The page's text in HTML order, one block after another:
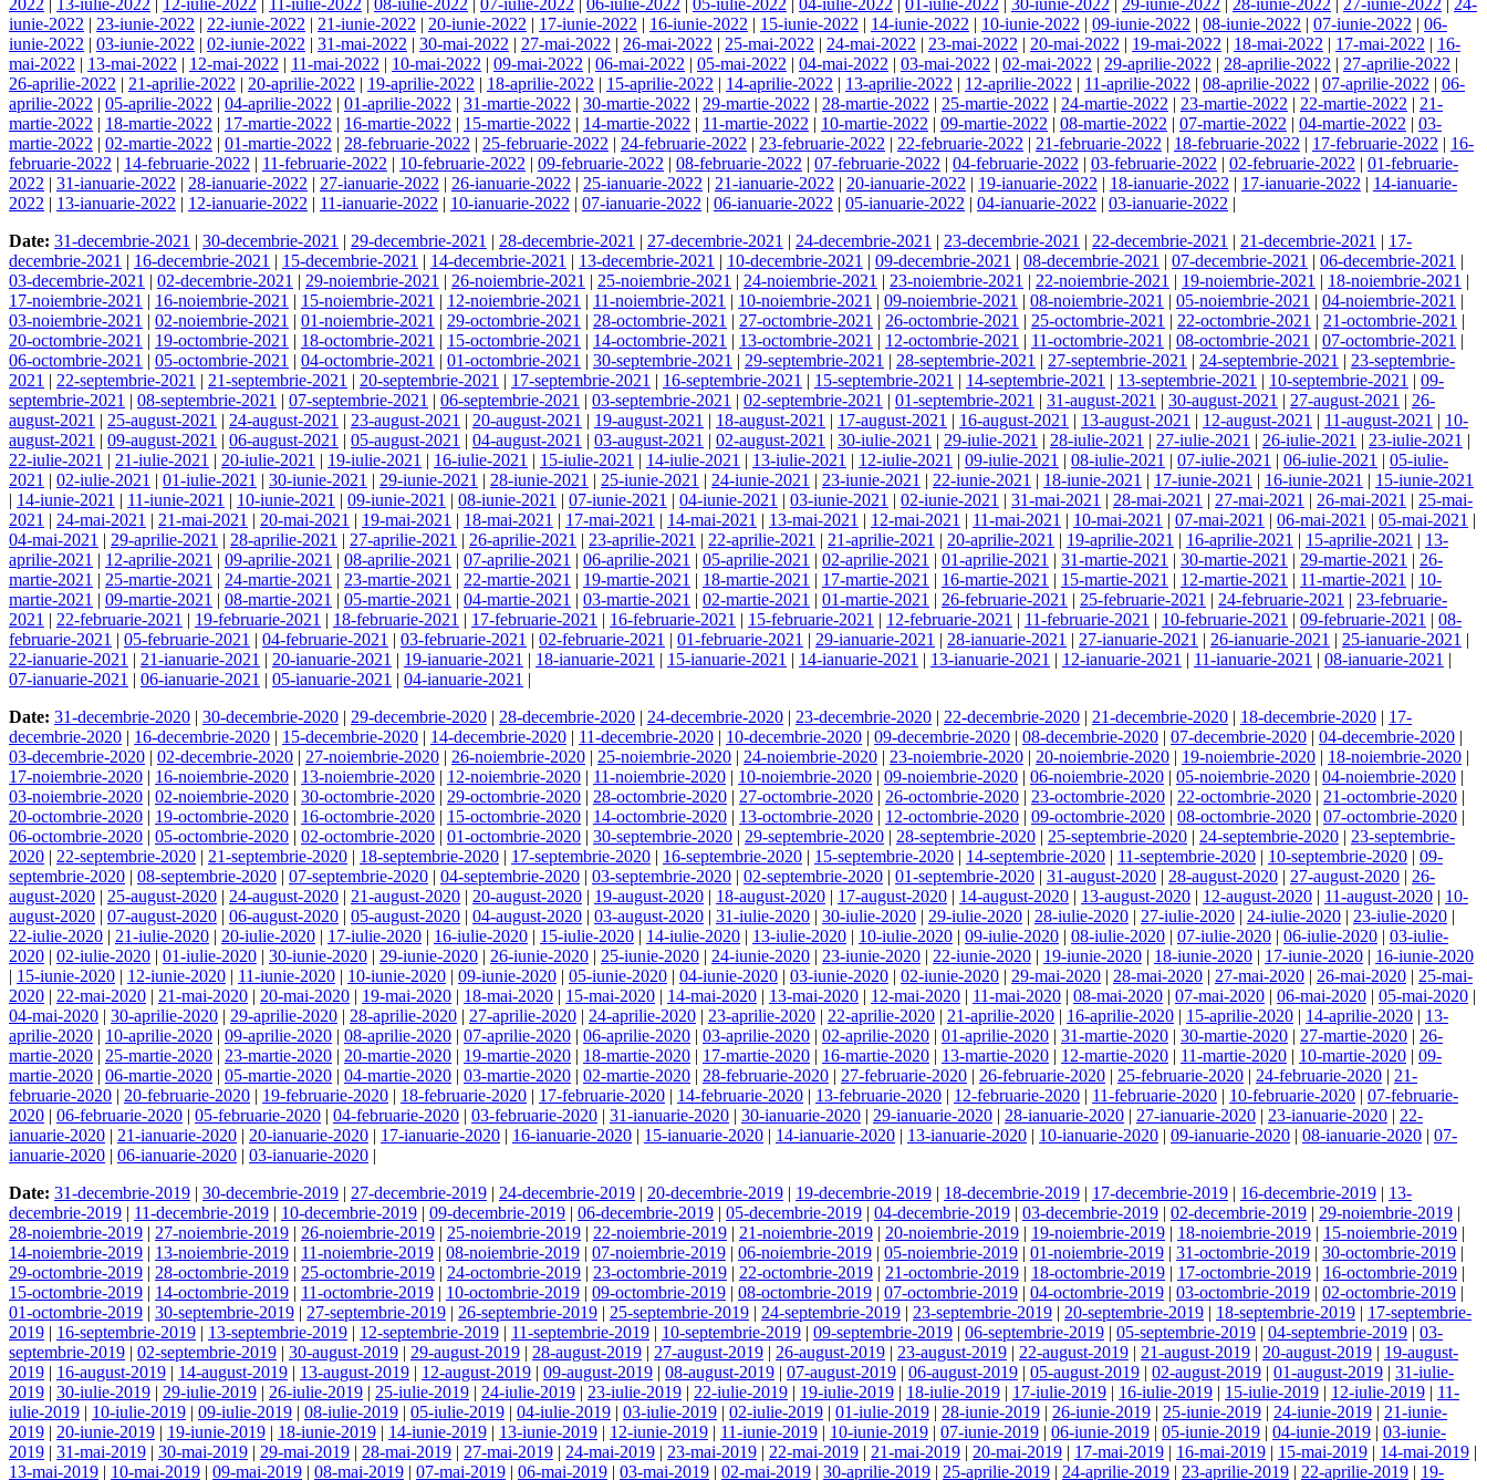
2022 | 13-iulie-2022 | 12-iulie-2022 | 11-iulie-2022 | 08-iulie-2022 | 07-iulie-2022 | 06-iulie-2022 | 05-iulie-2022 | 04-iulie-2022 | 01-iulie-2022 | 30-iunie-2022 | 29-iunie-2022 | 28-iunie-2022 | 27-iunie-2022 | 24-
iunie-2022 | 23-iunie-2022 | 22-iunie-2022 | 21-iunie-2022 | 20-iunie-2022 | 17-iunie-2022 | 16-iunie-2022 | 15-iunie-2022 | 14-iunie-2022 | 10-iunie-2022 | 09-iunie-2022 | 08-iunie-2022 | 07-iunie-2022 | 06-
iunie-2022 | 03-iunie-2022 | 02-iunie-2022 | 31-mai-2022 | 30-mai-2022 | 27-mai-2022 | 26-mai-2022 | 25-mai-2022 | 24-mai-2022 | 23-mai-2022 | 20-mai-2022 | 19-mai-2022 | 18-mai-2022 | 17-mai-2022 | 16-
mai-2022 | 13-mai-2022 | 12-mai-2022 | 11-mai-2022 | 10-mai-2022 | 09-mai-2022 | 06-mai-2022 | 05-mai-2022 | 04-mai-2022 | 03-mai-2022 | 02-mai-2022 | 29-aprilie-2022 | 28-aprilie-2022 | 27-aprilie-2022 |
26-aprilie-2022 | 21-aprilie-2022 | 20-aprilie-2022 | 19-aprilie-2022 | 18-aprilie-2022 | 15-aprilie-2022 | 14-aprilie-2022 | 13-aprilie-2022 | 12-aprilie-2022 | 11-aprilie-2022 | 08-aprilie-2022 | 07-aprilie-2022 | 06-
aprilie-2022 | 05-aprilie-2022 | 04-aprilie-2022 | 01-aprilie-2022 | 31-martie-2022 | 30-martie-2022 | 29-martie-2022 | 28-martie-2022 | 25-martie-2022 | 24-martie-2022 | 23-martie-2022 | 22-martie-2022 | 21-
martie-2022 | 18-martie-2022 | 17-martie-2022 | 16-martie-2022 | 15-martie-2022 | 14-martie-2022 | 11-martie-2022 | 10-martie-2022 | 09-martie-2022 | 08-martie-2022 | 07-martie-2022 | 04-martie-2022 | 03-
martie-2022 | 02-martie-2022 | 01-martie-2022 | 28-februarie-2022 | 25-februarie-2022 | 24-februarie-2022 | 23-februarie-2022 | 22-februarie-2022 | 21-februarie-2022 | 18-februarie-2022 | 17-februarie-2022 | 16-
februarie-2022 | 14-februarie-2022 | 11-februarie-2022 | 10-februarie-2022 | 09-februarie-2022 | 08-februarie-2022 | 07-februarie-2022 | 04-februarie-2022 | 03-februarie-2022 | 02-februarie-2022 | 01-februarie-
2022 | 31-ianuarie-2022 | 28-ianuarie-2022 | 27-ianuarie-2022 | 26-ianuarie-2022 | 25-ianuarie-2022 | 21-ianuarie-2022 | 20-ianuarie-2022 | 19-ianuarie-2022 | 18-ianuarie-2022 | 17-ianuarie-2022 | 14-ianuarie-
2022 | 13-ianuarie-2022 | 12-ianuarie-2022 | 11-ianuarie-2022 | 10-ianuarie-2022 | 07-ianuarie-2022 | 06-ianuarie-2022 | 05-ianuarie-2022 | 04-ianuarie-2022 | 03-ianuarie-2022 |
Date: 31-decembrie-2021 | 30-decembrie-2021 | 29-decembrie-2021 | 28-decembrie-2021 | 27-decembrie-2021 | 24-decembrie-2021 | 23-decembrie-2021 | 22-decembrie-2021 | 21-decembrie-2021 | 17-
decembrie-2021 | 16-decembrie-2021 | 15-decembrie-2021 | 14-decembrie-2021 | 13-decembrie-2021 | 10-decembrie-2021 | 09-decembrie-2021 | 08-decembrie-2021 | 07-decembrie-2021 | 06-decembrie-2021 |
03-decembrie-2021 | 02-decembrie-2021 | 29-noiembrie-2021 | 26-noiembrie-2021 | 25-noiembrie-2021 | 24-noiembrie-2021 | 23-noiembrie-2021 | 22-noiembrie-2021 | 19-noiembrie-2021 | 18-noiembrie-2021 |
17-noiembrie-2021 | 16-noiembrie-2021 | 15-noiembrie-2021 | 12-noiembrie-2021 | 11-noiembrie-2021 | 10-noiembrie-2021 | 09-noiembrie-2021 | 08-noiembrie-2021 | 05-noiembrie-2021 | 04-noiembrie-2021 |
03-noiembrie-2021 | 02-noiembrie-2021 | 01-noiembrie-2021 | 29-octombrie-2021 | 28-octombrie-2021 | 27-octombrie-2021 | 26-octombrie-2021 | 25-octombrie-2021 | 22-octombrie-2021 | 21-octombrie-2021 |
20-octombrie-2021 | 19-octombrie-2021 | 18-octombrie-2021 | 15-octombrie-2021 | 14-octombrie-2021 | 13-octombrie-2021 | 12-octombrie-2021 | 11-octombrie-2021 | 08-octombrie-2021 | 07-octombrie-2021 |
06-octombrie-2021 | 05-octombrie-2021 | 04-octombrie-2021 | 01-octombrie-2021 | 30-septembrie-2021 | 29-septembrie-2021 | 28-septembrie-2021 | 27-septembrie-2021 | 24-septembrie-2021 | 23-septembrie-
2021 | 22-septembrie-2021 | 21-septembrie-2021 | 20-septembrie-2021 | 17-septembrie-2021 | 16-septembrie-2021 | 15-septembrie-2021 | 14-septembrie-2021 | 13-septembrie-2021 | 10-septembrie-2021 | 09-
septembrie-2021 | 08-septembrie-2021 | 07-septembrie-2021 | 06-septembrie-2021 | 03-septembrie-2021 | 02-septembrie-2021 | 01-septembrie-2021 | 31-august-2021 | 30-august-2021 | 27-august-2021 | 26-
august-2021 | 25-august-2021 | 24-august-2021 | 23-august-2021 | 20-august-2021 | 19-august-2021 | 18-august-2021 | 17-august-2021 | 16-august-2021 | 13-august-2021 | 12-august-2021 | 11-august-2021 | 10-
august-2021 | 09-august-2021 | 06-august-2021 | 05-august-2021 | 04-august-2021 | 03-august-2021 | 02-august-2021 | 30-iulie-2021 | 29-iulie-2021 | 28-iulie-2021 | 27-iulie-2021 | 26-iulie-2021 | 23-iulie-2021 |
22-iulie-2021 | 21-iulie-2021 | 20-iulie-2021 | 19-iulie-2021 | 16-iulie-2021 | 15-iulie-2021 | 14-iulie-2021 | 13-iulie-2021 | 12-iulie-2021 | 09-iulie-2021 | 08-iulie-2021 | 07-iulie-2021 | 06-iulie-2021 | 05-iulie-
2021 | 02-iulie-2021 | 01-iulie-2021 | 30-iunie-2021 | 29-iunie-2021 | 28-iunie-2021 | 25-iunie-2021 | 24-iunie-2021 | 23-iunie-2021 | 22-iunie-2021 | 18-iunie-2021 | 17-iunie-2021 | 16-iunie-2021 | 15-iunie-2021
| 14-iunie-2021 | 11-iunie-2021 | 10-iunie-2021 | 09-iunie-2021 | 08-iunie-2021 | 07-iunie-2021 | 04-iunie-2021 | 03-iunie-2021 | 02-iunie-2021 | 31-mai-2021 | 28-mai-2021 | 27-mai-2021 | 26-mai-2021 | 25-mai-
2021 | 24-mai-2021 | 21-mai-2021 | 20-mai-2021 | 19-mai-2021 | 18-mai-2021 | 17-mai-2021 | 14-mai-2021 | 13-mai-2021 | 12-mai-2021 | 11-mai-2021 | 10-mai-2021 | 07-mai-2021 | 06-mai-2021 | 05-mai-2021 |
04-mai-2021 | 29-aprilie-2021 | 28-aprilie-2021 | 27-aprilie-2021 | 26-aprilie-2021 | 23-aprilie-2021 | 22-aprilie-2021 | 21-aprilie-2021 | 20-aprilie-2021 | 19-aprilie-2021 | 16-aprilie-2021 | 15-aprilie-2021 | 13-
aprilie-2021 | 12-aprilie-2021 | 09-aprilie-2021 | 08-aprilie-2021 | 07-aprilie-2021 | 06-aprilie-2021 | 05-aprilie-2021 | 02-aprilie-2021 | 01-aprilie-2021 | 31-martie-2021 | 30-martie-2021 | 29-martie-2021 | 26-
martie-2021 | 25-martie-2021 | 24-martie-2021 | 23-martie-2021 | 22-martie-2021 | 19-martie-2021 | 18-martie-2021 | 17-martie-2021 | 16-martie-2021 | 15-martie-2021 | 12-martie-2021 | 11-martie-2021 | 10-
martie-2021 | 09-martie-2021 | 08-martie-2021 | 05-martie-2021 | 04-martie-2021 | 03-martie-2021 | 02-martie-2021 | 01-martie-2021 | 26-februarie-2021 | 25-februarie-2021 | 24-februarie-2021 | 23-februarie-
2021 | 22-februarie-2021 | 19-februarie-2021 | 18-februarie-2021 | 17-februarie-2021 | 16-februarie-2021 | 15-februarie-2021 | 12-februarie-2021 | 11-februarie-2021 | 10-februarie-2021 | 09-februarie-2021 | 08-
februarie-2021 | 05-februarie-2021 | 04-februarie-2021 | 03-februarie-2021 | 02-februarie-2021 | 01-februarie-2021 | 29-ianuarie-2021 | 28-ianuarie-2021 | 27-ianuarie-2021 | 26-ianuarie-2021 | 25-ianuarie-2021 |
22-ianuarie-2021 | 21-ianuarie-2021 | 20-ianuarie-2021 | 19-ianuarie-2021 | 18-ianuarie-2021 | 15-ianuarie-2021 | 14-ianuarie-2021 | 13-ianuarie-2021 | 12-ianuarie-2021 | 11-ianuarie-2021 | 08-ianuarie-2021 |
07-ianuarie-2021 | 06-ianuarie-2021 | 05-ianuarie-2021 | 04-ianuarie-2021 |
Date: 31-decembrie-2020 | 30-decembrie-2020 | 29-decembrie-2020 | 28-decembrie-2020 | 24-decembrie-2020 | 23-decembrie-2020 | 22-decembrie-2020 | 21-decembrie-2020 | 18-decembrie-2020 | 17-
decembrie-2020 | 16-decembrie-2020 | 15-decembrie-2020 | 14-decembrie-2020 | 11-decembrie-2020 | 10-decembrie-2020 | 09-decembrie-2020 | 08-decembrie-2020 | 07-decembrie-2020 | 04-decembrie-2020 |
03-decembrie-2020 | 02-decembrie-2020 | 27-noiembrie-2020 | 26-noiembrie-2020 | 25-noiembrie-2020 | 24-noiembrie-2020 | 23-noiembrie-2020 | 20-noiembrie-2020 | 19-noiembrie-2020 | 18-noiembrie-2020 |
17-noiembrie-2020 | 16-noiembrie-2020 | 13-noiembrie-2020 | 12-noiembrie-2020 | 11-noiembrie-2020 | 10-noiembrie-2020 | 09-noiembrie-2020 | 06-noiembrie-2020 | 05-noiembrie-2020 | 04-noiembrie-2020 |
03-noiembrie-2020 | 02-noiembrie-2020 | 30-octombrie-2020 | 29-octombrie-2020 | 28-octombrie-2020 | 27-octombrie-2020 | 26-octombrie-2020 | 23-octombrie-2020 | 22-octombrie-2020 | 21-octombrie-2020 |
20-octombrie-2020 | 19-octombrie-2020 | 16-octombrie-2020 | 15-octombrie-2020 | 14-octombrie-2020 | 13-octombrie-2020 | 12-octombrie-2020 | 09-octombrie-2020 | 08-octombrie-2020 | 07-octombrie-2020 |
06-octombrie-2020 | 05-octombrie-2020 | 02-octombrie-2020 | 01-octombrie-2020 | 30-septembrie-2020 | 29-septembrie-2020 | 28-septembrie-2020 | 25-septembrie-2020 | 24-septembrie-2020 | 23-septembrie-
2020 | 22-septembrie-2020 | 21-septembrie-2020 | 18-septembrie-2020 | 17-septembrie-2020 | 16-septembrie-2020 | 15-septembrie-2020 | 14-septembrie-2020 | 11-septembrie-2020 | 10-septembrie-2020 | 09-
septembrie-2020 | 08-septembrie-2020 | 07-septembrie-2020 | 04-septembrie-2020 | 03-septembrie-2020 | 02-septembrie-2020 | 01-septembrie-2020 | 31-august-2020 | 28-august-2020 | 27-august-2020 | 26-
august-2020 | 25-august-2020 | 24-august-2020 | 21-august-2020 | 20-august-2020 | 19-august-2020 | 18-august-2020 | 17-august-2020 | 14-august-2020 | 13-august-2020 | 12-august-2020 | 11-august-2020 | 10-
august-2020 | 07-august-2020 | 06-august-2020 | 05-august-2020 | 04-august-2020 | 03-august-2020 | 31-iulie-2020 | 30-iulie-2020 | 29-iulie-2020 | 28-iulie-2020 | 27-iulie-2020 | 24-iulie-2020 | 23-iulie-2020 |
22-iulie-2020 | 21-iulie-2020 | 20-iulie-2020 | 17-iulie-2020 | 16-iulie-2020 | 15-iulie-2020 | 14-iulie-2020 | 13-iulie-2020 | 10-iulie-2020 | 09-iulie-2020 | 08-iulie-2020 | 07-iulie-2020 | 06-iulie-2020 | 03-iulie-
2020 | 02-iulie-2020 | 01-iulie-2020 | 30-iunie-2020 | 29-iunie-2020 | 26-iunie-2020 | 25-iunie-2020 | 24-iunie-2020 | 23-iunie-2020 | 22-iunie-2020 | 19-iunie-2020 | 18-iunie-2020 | 17-iunie-2020 | 16-iunie-2020
| 15-iunie-2020 | 12-iunie-2020 | 11-iunie-2020 | 10-iunie-2020 | 09-iunie-2020 | 05-iunie-2020 | 04-iunie-2020 | 03-iunie-2020 | 02-iunie-2020 | 29-mai-2020 | 28-mai-2020 | 27-mai-2020 | 26-mai-2020 | 25-mai-
2020 | 22-mai-2020 | 21-mai-2020 | 20-mai-2020 | 19-mai-2020 | 18-mai-2020 | 15-mai-2020 | 14-mai-2020 | 13-mai-2020 | 12-mai-2020 | 11-mai-2020 | 08-mai-2020 | 07-mai-2020 | 06-mai-2020 | 05-mai-2020 |
04-mai-2020 | 30-aprilie-2020 | 29-aprilie-2020 | 28-aprilie-2020 | 27-aprilie-2020 | 24-aprilie-2020 | 23-aprilie-2020 | 22-aprilie-2020 | 21-aprilie-2020 | 16-aprilie-2020 | 15-aprilie-2020 | 14-aprilie-2020 | 13-
aprilie-2020 | 10-aprilie-2020 | 09-aprilie-2020 | 08-aprilie-2020 | 07-aprilie-2020 | 06-aprilie-2020 | 03-aprilie-2020 | 02-aprilie-2020 | 01-aprilie-2020 | 31-martie-2020 | 30-martie-2020 | 27-martie-2020 | 26-
martie-2020 | 25-martie-2020 | 23-martie-2020 | 20-martie-2020 | 19-martie-2020 | 18-martie-2020 | 17-martie-2020 | 16-martie-2020 | 13-martie-2020 | 12-martie-2020 | 11-martie-2020 | 10-martie-2020 | 09-
martie-2020 | 06-martie-2020 | 05-martie-2020 | 04-martie-2020 | 03-martie-2020 | 02-martie-2020 | 28-februarie-2020 | 27-februarie-2020 | 26-februarie-2020 | 25-februarie-2020 | 24-februarie-2020 | 21-
februarie-2020 | 20-februarie-2020 | 19-februarie-2020 | 18-februarie-2020 | 17-februarie-2020 | 14-februarie-2020 | 13-februarie-2020 | 12-februarie-2020 | 11-februarie-2020 | 10-februarie-2020 | 07-februarie-
2020 | 06-februarie-2020 | 05-februarie-2020 | 04-februarie-2020 | 03-februarie-2020 | 31-ianuarie-2020 | 30-ianuarie-2020 | 29-ianuarie-2020 | 28-ianuarie-2020 | 27-ianuarie-2020 | 23-ianuarie-2020 | 22-
ianuarie-2020 | 21-ianuarie-2020 | 20-ianuarie-2020 | 17-ianuarie-2020 | 16-ianuarie-2020 | 15-ianuarie-2020 | 14-ianuarie-2020 | 13-ianuarie-2020 | 10-ianuarie-2020 | 09-ianuarie-2020 | 08-ianuarie-2020 | 07-
ianuarie-2020 | 06-ianuarie-2020 | 03-ianuarie-2020 |
Date: 31-decembrie-2019 | 30-decembrie-2019 | 27-decembrie-2019 | 24-decembrie-2019 | 20-decembrie-2019 | 19-decembrie-2019 | 18-decembrie-2019 | 17-decembrie-2019 | 16-decembrie-2019 | 13-
decembrie-2019 | 11-decembrie-2019 | 10-decembrie-2019 | 09-decembrie-2019 | 06-decembrie-2019 | 05-decembrie-2019 | 04-decembrie-2019 | 03-decembrie-2019 | 02-decembrie-2019 | 29-noiembrie-2019 |
28-noiembrie-2019 | 27-noiembrie-2019 | 26-noiembrie-2019 | 25-noiembrie-2019 | 22-noiembrie-2019 | 21-noiembrie-2019 | 20-noiembrie-2019 | 19-noiembrie-2019 | 18-noiembrie-2019 | 15-noiembrie-2019 |
14-noiembrie-2019 | 13-noiembrie-2019 | 11-noiembrie-2019 | 08-noiembrie-2019 | 07-noiembrie-2019 | 06-noiembrie-2019 | 05-noiembrie-2019 | 01-noiembrie-2019 | 31-octombrie-2019 | 30-octombrie-2019 |
29-octombrie-2019 | 28-octombrie-2019 | 25-octombrie-2019 | 24-octombrie-2019 | 23-octombrie-2019 | 22-octombrie-2019 | 21-octombrie-2019 | 18-octombrie-2019 | 17-octombrie-2019 | 16-octombrie-2019 |
15-octombrie-2019 | 14-octombrie-2019 | 11-octombrie-2019 | 10-octombrie-2019 | 09-octombrie-2019 | 08-octombrie-2019 | 07-octombrie-2019 | 04-octombrie-2019 | 03-octombrie-2019 | 02-octombrie-2019 |
01-octombrie-2019 | 30-septembrie-2019 | 27-septembrie-2019 | 26-septembrie-2019 | 25-septembrie-2019 | 24-septembrie-2019 | 23-septembrie-2019 | 20-septembrie-2019 | 18-septembrie-2019 | 17-septembrie-
2019 | 16-septembrie-2019 | 13-septembrie-2019 | 12-septembrie-2019 | 11-septembrie-2019 | 10-septembrie-2019 | 09-septembrie-2019 | 06-septembrie-2019 | 05-septembrie-2019 | 04-septembrie-2019 | 03-
septembrie-2019 | 02-septembrie-2019 | 30-august-2019 | 29-august-2019 | 28-august-2019 | 27-august-2019 | 26-august-2019 | 23-august-2019 | 22-august-2019 | 21-august-2019 | 20-august-2019 | 19-august-
2019 | 16-august-2019 | 14-august-2019 | 13-august-2019 | 12-august-2019 | 09-august-2019 | 08-august-2019 | 07-august-2019 | 06-august-2019 | 05-august-2019 | 02-august-2019 | 01-august-2019 | 31-iulie-
2019 | 30-iulie-2019 | 29-iulie-2019 | 26-iulie-2019 | 25-iulie-2019 | 24-iulie-2019 | 23-iulie-2019 | 22-iulie-2019 | 19-iulie-2019 | 18-iulie-2019 | 17-iulie-2019 | 16-iulie-2019 | 15-iulie-2019 | 12-iulie-2019 | 11-
iulie-2019 | 10-iulie-2019 | 09-iulie-2019 | 08-iulie-2019 | 05-iulie-2019 | 04-iulie-2019 | 03-iulie-2019 | 02-iulie-2019 | 01-iulie-2019 | 28-iunie-2019 | 26-iunie-2019 | 25-iunie-2019 | 24-iunie-2019 | 21-iunie-
2019 | 20-iunie-2019 | 19-iunie-2019 | 18-iunie-2019 | 14-iunie-2019 | 13-iunie-2019 | 12-iunie-2019 | 11-iunie-2019 | 10-iunie-2019 | 07-iunie-2019 | 06-iunie-2019 | 05-iunie-2019 | 04-iunie-2019 | 03-iunie-
2019 | 31-mai-2019 | 30-mai-2019 | 29-mai-2019 | 28-mai-2019 | 27-mai-2019 | 24-mai-2019 | 23-mai-2019 | 22-mai-2019 | 21-mai-2019 | 20-mai-2019 | 17-mai-2019 | 16-mai-2019 | 15-mai-2019 | 14-mai-2019 |
13-mai-2019 | 10-mai-2019 | 09-mai-2019 | 08-mai-2019 | 07-mai-2019 | 06-mai-2019 | 03-mai-2019 | 02-mai-2019 | 30-aprilie-2019 | 25-aprilie-2019 | 24-aprilie-2019 | 23-aprilie-2019 | 22-aprilie-2019 | 19-